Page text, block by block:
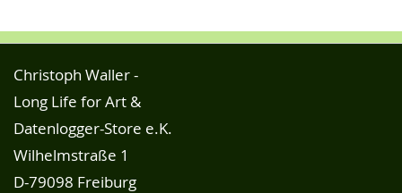
Christoph Waller -
Long Life for Art &
Datenlogger-Store e.K.
Wilhelmstraße 1
D-79098 Freiburg